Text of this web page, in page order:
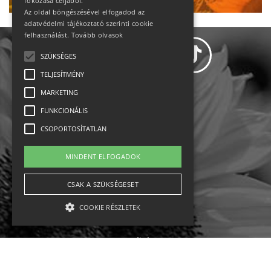
Állásajánlatok
Impresszum-kapcsolat
Jogi nyilatkozat
English
Az oldal böngészésével elfogadod az
adatvédelmi tájékoztató szerinti cookie
felhasználást. Tovább olvasok
SZÜKSÉGES
TELJESÍTMÉNY
MARKETING
FUNKCIONÁLIS
CSOPORTOSÍTATLAN
MINDENT ELFOGADOK
CSAK A SZÜKSÉGESET
COOKIE RÉSZLETEK